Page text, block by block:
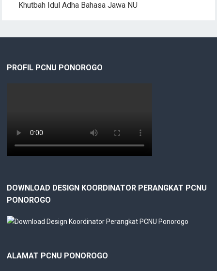
Khutbah Idul Adha Bahasa Jawa NU
PROFIL PCNU PONOROGO
DOWNLOAD DESIGN KOORDINATOR PERANGKAT PCNU
PONOROGO
ALAMAT PCNU PONOROGO